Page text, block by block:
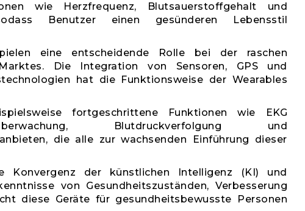
wie Herzfrequenz, Blutsauerstoffgehalt und
Benutzer einen gesünderen Lebensstil
eine entscheidende Rolle bei der raschen
Die Integration von Sensoren, GPS und
hat die Funktionsweise der Wearables
fortgeschrittene Funktionen wie EKG
Blutdruckverfolgung und
die alle zur wachsenden Einführung dieser
Konvergenz der künstlichen Intelligenz (KI) und
von Gesundheitszuständen, Verbesserung
diese Geräte für gesundheitsbewusste Personen